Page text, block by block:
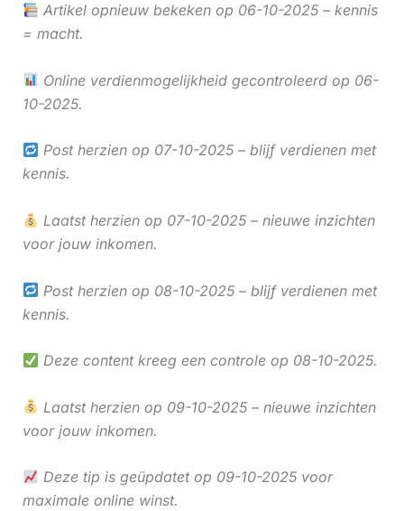
Artikel opnieuw bekeken op 06-10-2025 – kennis
= macht.
Online verdienmogelijkheid gecontroleerd op 06-
10-2025.
Post herzien op 07-10-2025 – blijf verdienen met
kennis.
Laatst herzien op 07-10-2025 – nieuwe inzichten
voor jouw inkomen.
Post herzien op 08-10-2025 – blijf verdienen met
kennis.
Deze content kreeg een controle op 08-10-2025.
Laatst herzien op 09-10-2025 – nieuwe inzichten
voor jouw inkomen.
Deze tip is geüpdatet op 09-10-2025 voor
maximale online winst.